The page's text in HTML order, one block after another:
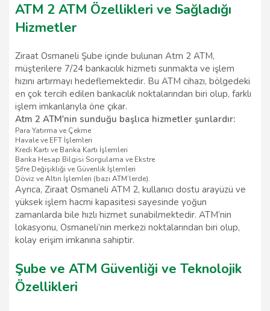
ATM 2 ATM Özellikleri ve Sağladığı
Hizmetler
Ziraat Osmaneli Şube içinde bulunan Atm 2 ATM,
müşterilere 7/24 bankacılık hizmeti sunmakta ve işlem
hızını artırmayı hedeflemektedir. Bu ATM cihazı, bölgedeki
en çok tercih edilen bankacılık noktalarından biri olup, farklı
işlem imkanlarıyla öne çıkar.
Atm 2 ATM'nin sunduğu başlıca hizmetler şunlardır:
Para Yatırma ve Çekme
Havale ve EFT İşlemleri
Kredi Kartı ve Banka Kartı İşlemleri
Banka Hesap Bilgisi Sorgulama ve Ekstre
Şifre Değişikliği ve Güvenlik İşlemleri
Döviz ve Altın İşlemleri (bazı ATM’lerde).
Ayrıca, Ziraat Osmaneli ATM 2, kullanıcı dostu arayüzü ve
yüksek işlem hacmi kapasitesi sayesinde yoğun
zamanlarda bile hızlı hizmet sunabilmektedir. ATM’nin
lokasyonu, Osmaneli’nin merkezi noktalarından biri olup,
kolay erişim imkanına sahiptir.
Şube ve ATM Güvenliği ve Teknolojik
Özellikleri